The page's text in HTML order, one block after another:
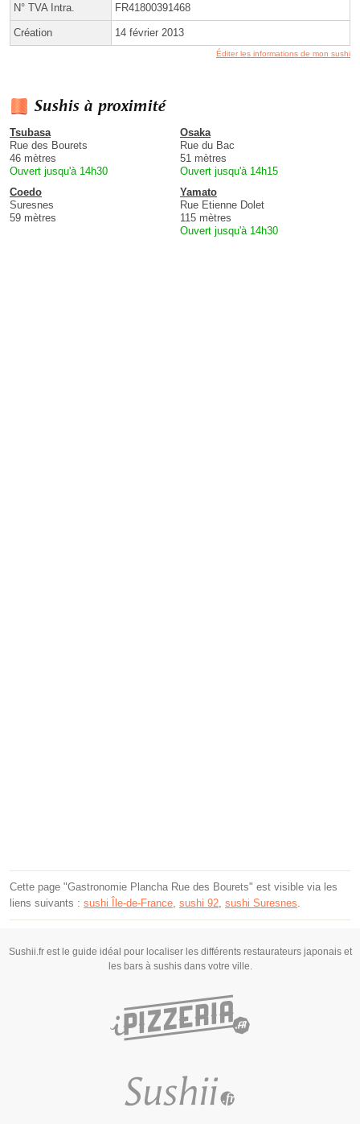
N° TVA Intra. FR41800391468
Création 14 février 2013
Éditer les informations de mon sushi
Sushis à proximité
Tsubasa
Rue des Bourets
46 mètres
Ouvert jusqu'à 14h30
Osaka
Rue du Bac
51 mètres
Ouvert jusqu'à 14h15
Coedo
Suresnes
59 mètres
Yamato
Rue Etienne Dolet
115 mètres
Ouvert jusqu'à 14h30
Cette page "Gastronomie Plancha Rue des Bourets" est visible via les
liens suivants : sushi Île-de-France sushi 92 sushi Suresnes
Sushii.fr est le guide idéal pour localiser les différents restaurateurs japonais et
les bars à sushis dans votre ville.